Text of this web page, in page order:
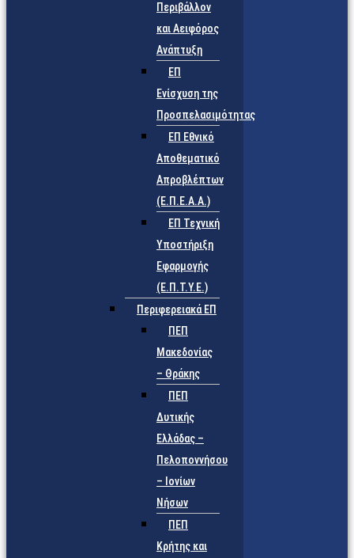
Περιβάλλον
και Αειφόρος
Ανάπτυξη
ΕΠ
Ενίσχυση της
Προσπελασιμότητας
ΕΠ Εθνικό
Αποθεματικό
Απροβλέπτων
(Ε.Π.Ε.Α.Α.)
ΕΠ Τεχνική
Υποστήριξη
Εφαρμογής
(Ε.Π.Τ.Υ.Ε.)
Περιφερειακά ΕΠ
ΠΕΠ
Μακεδονίας
– Θράκης
ΠΕΠ
Δυτικής
Ελλάδας –
Πελοποννήσου
– Ιονίων
Νήσων
ΠΕΠ
Κρήτης και